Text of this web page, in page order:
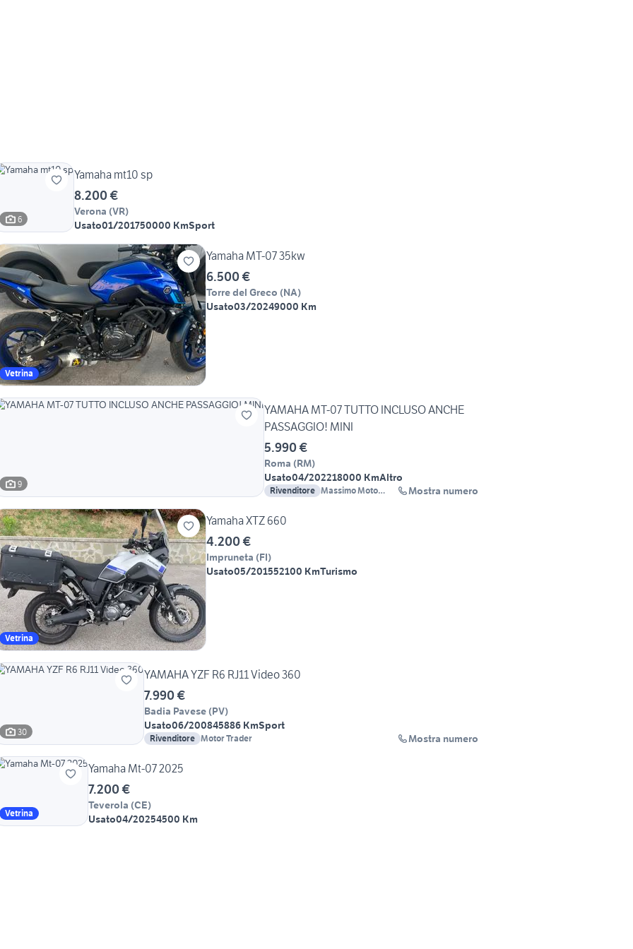
6
Yamaha mt10 sp
8.200 €
Verona (VR)
Usato01/201750000 KmSport
Vetrina
Yamaha MT-07 35kw
6.500 €
Torre del Greco (NA)
Usato03/20249000 Km
9
YAMAHA MT-07 TUTTO INCLUSO ANCHE
PASSAGGIO! MINI
5.990 €
Roma (RM)
Usato04/202218000 KmAltro
Rivenditore Massimo Moto
Mostra numero
Vetrina
Yamaha XTZ 660
4.200 €
Impruneta (FI)
Usato05/201552100 KmTurismo
30
YAMAHA YZF R6 RJ11 Video 360
7.990 €
Badia Pavese (PV)
Usato06/200845886 KmSport
Rivenditore Motor Trader Mostra numero
Vetrina
Yamaha Mt-07 2025
7.200 €
Teverola (CE)
Usato04/20254500 Km